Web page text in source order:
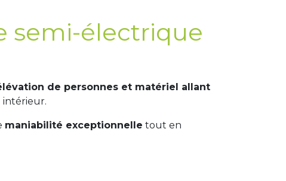
semi-électrique
de personnes et matériel allant
intérieur.
maniabilité exceptionnelle tout en